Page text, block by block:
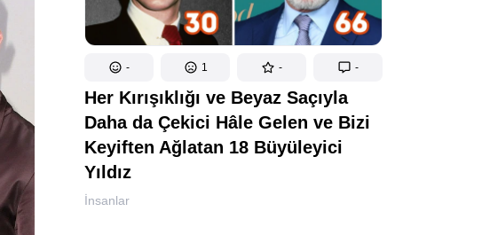
- 1 - -
Her Kırışıklığı ve Beyaz Saçıyla
Daha da Çekici Hâle Gelen ve Bizi
Keyiften Ağlatan 18 Büyüleyici
Yıldız
İnsanlar